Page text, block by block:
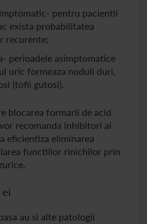
pentru pacientii
exista probabilitatea
recurente;
perioadele asimptomatice
uric formeaza noduli duri,
(tofii gutosi).
blocarea formarii de acid
recomanda inhibitori ai
eficientiza eliminarea
functiilor rinichilor prin
au si alte patologii